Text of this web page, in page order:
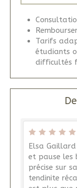
Tarifs
étudiants
difficultés
Elsa
et pause les
précise sur
tendinite